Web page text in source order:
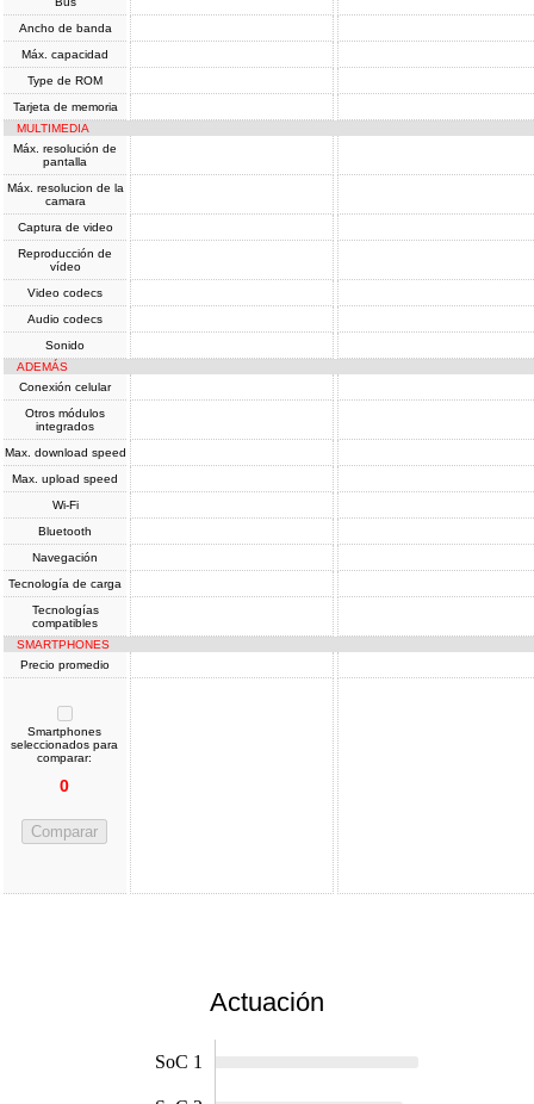
Ancho de banda
Máx. capacidad
Type de ROM
Tarjeta de memoria
MULTIMEDIA
Máx. resolución de
pantalla
Máx. resolucion de la
camara
Captura de video
Reproducción de
vídeo
Video codecs
Audio codecs
Sonido
ADEMÁS
Conexión celular
Otros módulos
integrados
Max. download speed
Max. upload speed
Wi-Fi
Bluetooth
Navegación
Tecnología de carga
Tecnologías
compatibles
SMARTPHONES
Precio promedio
Smartphones
seleccionados para
comparar:
0
Comparar
Actuación
SoC 1